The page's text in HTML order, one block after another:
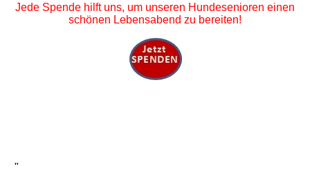
Jede Spende hilft uns, um unseren Hundesenioren einen
schönen Lebensabend zu bereiten!
"